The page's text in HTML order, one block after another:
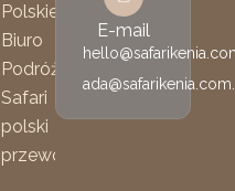
Polskie
Biuro
Podróży
Safari
polski
przewodnik
E-mail